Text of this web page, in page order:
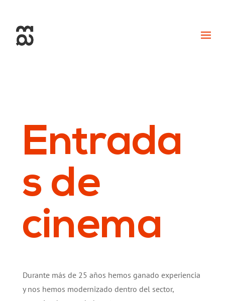
Entrada
s de
cinema
Durante más de 25 años hemos ganado experiencia
y nos hemos modernizado dentro del sector,